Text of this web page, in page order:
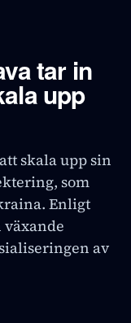
tar in
upp
skala upp sin
som
Enligt
växande
av